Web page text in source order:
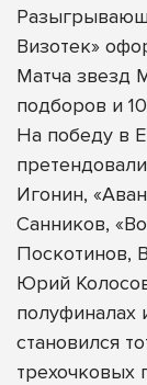
Визотек»
Матча звезд
подборов и
На победу в
Игонин,
Санников,
Поскотинов,
Юрий
полуфиналах
становился
трехочковых